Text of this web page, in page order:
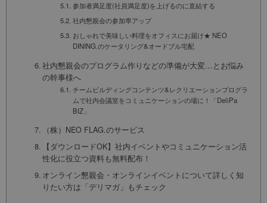
参加者満足度(社員満足度)を上げるのに直結する
社内懇親会の参加率アップ
おしゃれで美味しい料理をオフィスにお届け★ NEO
DINING.のケータリング&オードブル宅配
社内懇親会のプログラム作りなどの準備が大変…とお悩み
の幹事様へ
チームビルディングコンテンツ&レクリエーションプログラ
ムで社内会議室をコミュニケーションの場に！「DeliPa
BIZ」
（株）NEO FLAG.のサービス
【ダウンロードOK】社内イベントやコミュニケーション活
性化に役立つ資料も無料配布！
オンライン懇親会・オンラインイベントについて詳しく知
りたい方は「デリマガ」もチェック